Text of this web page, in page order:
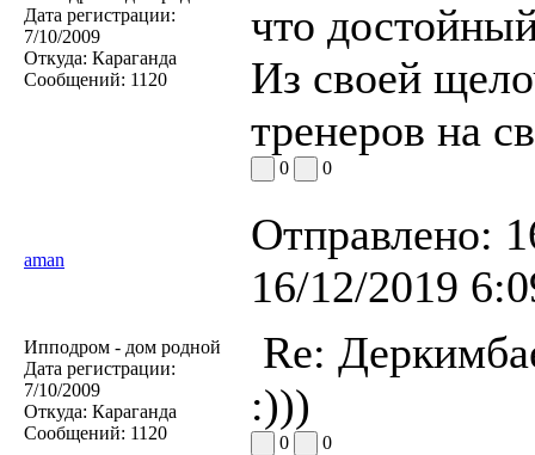
Дата регистрации:
7/10/2009
Откуда: Караганда
Сообщений: 1120
что
Из своей
тренеров на
0 0
aman
Отправлено:
16/12/2019
Ипподром - дом родной
Дата регистрации:
7/10/2009
Откуда: Караганда
Сообщений: 1120
Re:
:)))
0 0